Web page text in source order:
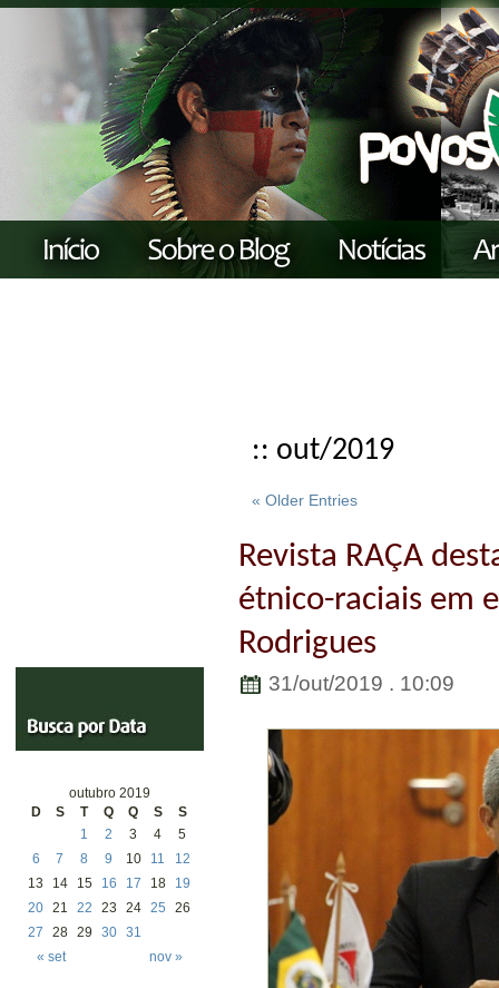
outubro 2019
D
S T Q Q S S
« set nov »
1 2 3 4
5
6
7 8 9 10 11
12
13
14 15 16 17 18
19
20 21 22 23 24 25
26
27
28 29 30 31
:: out/2019
« Older Entries
Revista RAÇA
étnico-raciais em
Rodrigues
31/out/2019 . 10:09